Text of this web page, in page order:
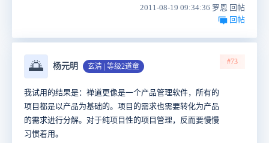
2011-08-19 09:34:36 罗恩 回帖
回帖
🌅 杨元明 玄清 | 等级2道童
#73
我试用的结果是：禅道更像是一个产品管理软件，所有的
项目都是以产品为基础的。项目的需求也需要转化为产品
的需求进行分解。对于纯项目性的项目管理，反而要慢慢
习惯着用。